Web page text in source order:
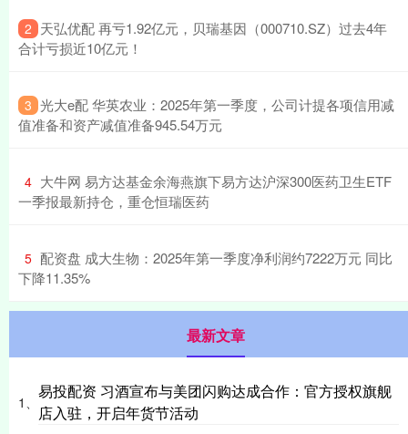
2 ​天弘优配 再亏1.92亿元，贝瑞基因（000710.SZ）过去4年
合计亏损近10亿元！
3 ​光大e配 华英农业：2025年第一季度，公司计提各项信用减
值准备和资产减值准备945.54万元
4 ​大牛网 易方达基金余海燕旗下易方达沪深300医药卫生ETF
一季报最新持仓，重仓恒瑞医药
5 ​配资盘 成大生物：2025年第一季度净利润约7222万元 同比
下降11.35%
最新文章
1、
易投配资 习酒宣布与美团闪购达成合作：官方授权旗舰
店入驻，开启年货节活动